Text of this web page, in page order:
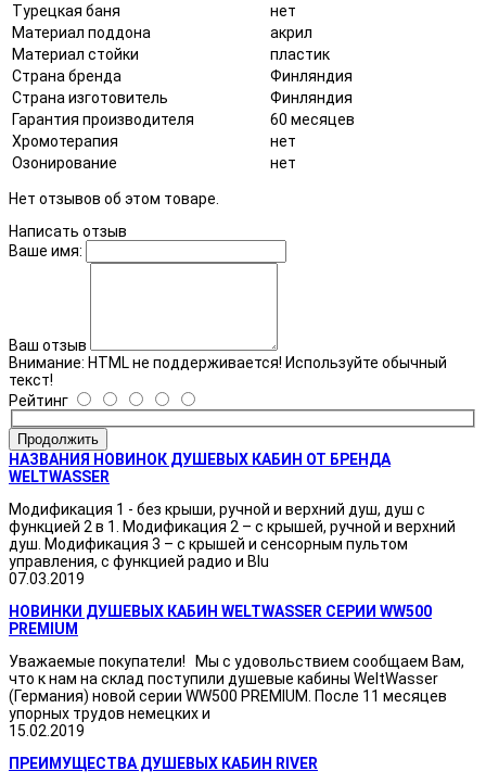
Турецкая баня
нет
Материал поддона
акрил
Материал стойки
пластик
Страна бренда
Финляндия
Страна изготовитель
Финляндия
Гарантия производителя
60 месяцев
Хромотерапия
нет
Озонирование
нет
Нет отзывов об этом товаре.
Написать отзыв
Ваше имя:
Ваш отзыв
Внимание: HTML не поддерживается! Используйте обычный
текст!
Рейтинг
Продолжить
НАЗВАНИЯ НОВИНОК ДУШЕВЫХ КАБИН ОТ БРЕНДА
WELTWASSER
Модификация 1 - без крыши, ручной и верхний душ, душ с
функцией 2 в 1. Модификация 2 – с крышей, ручной и верхний
душ. Модификация 3 – с крышей и сенсорным пультом
управления, с функцией радио и Blu
07.03.2019
НОВИНКИ ДУШЕВЫХ КАБИН WELTWASSER СЕРИИ WW500
PREMIUM
Уважаемые покупатели! Мы с удовольствием сообщаем Вам,
что к нам на склад поступили душевые кабины WeltWasser
(Германия) новой серии WW500 PREMIUM. После 11 месяцев
упорных трудов немецких и
15.02.2019
ПРЕИМУЩЕСТВА ДУШЕВЫХ КАБИН RIVER